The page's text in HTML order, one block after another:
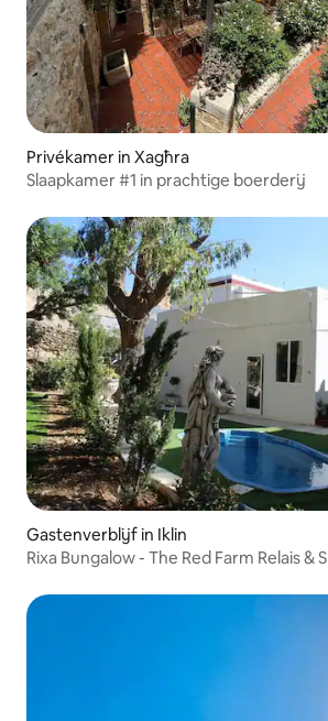
Privékamer in Xagħra
Slaapkamer #1 in prachtige boerderij
Gastenverblijf in Iklin
Rixa Bungalow - The Red Farm Relais &